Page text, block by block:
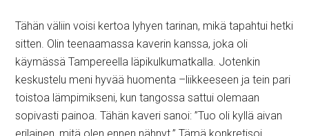
Tähän väliin voisi kertoa lyhyen tarinan, mikä tapahtui hetki
sitten. Olin teenaamassa kaverin kanssa, joka oli
käymässä Tampereella läpikulkumatkalla. Jotenkin
keskustelu meni hyvää huomenta –liikkeeseen ja tein pari
toistoa lämpimikseni, kun tangossa sattui olemaan
sopivasti painoa. Tähän kaveri sanoi: ”Tuo oli kyllä aivan